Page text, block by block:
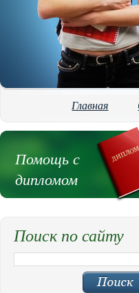
Главная
Помощь с
дипломом
Поиск по сайту